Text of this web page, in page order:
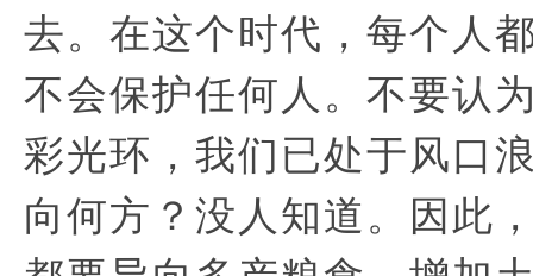
去。在这个时代，每个人
不会保护任何人。不要认
彩光环，我们已处于风口
向何方？没人知道。因此